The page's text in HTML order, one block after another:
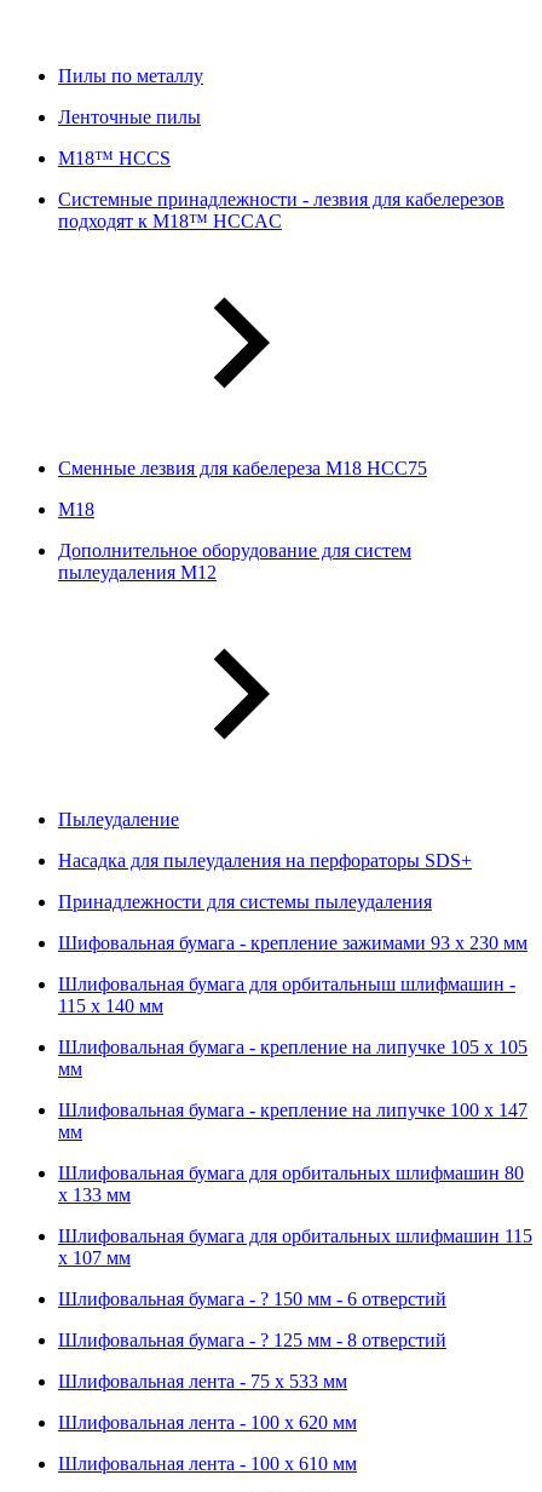
Пилы по металлу
Ленточные пилы
M18™ HCCS
Системные принадлежности - лезвия для кабелерезов
подходят к M18™ HCCAC
Сменные лезвия для кабелереза M18 HCC75
М18
Дополнительное оборудование для систем
пылеудаления М12
Пылеудаление
Насадка для пылеудаления на перфораторы SDS+
Принадлежности для системы пылеудаления
Шифовальная бумага - крепление зажимами 93 х 230 мм
Шлифовальная бумага для орбитальныш шлифмашин -
115 х 140 мм
Шлифовальная бумага - крепление на липучке 105 х 105
мм
Шлифовальная бумага - крепление на липучке 100 х 147
мм
Шлифовальная бумага для орбитальных шлифмашин 80
х 133 мм
Шлифовальная бумага для орбитальных шлифмашин 115
х 107 мм
Шлифовальная бумага - ? 150 мм - 6 отверстий
Шлифовальная бумага - ? 125 мм - 8 отверстий
Шлифовальная лента - 75 х 533 мм
Шлифовальная лента - 100 х 620 мм
Шлифовальная лента - 100 х 610 мм